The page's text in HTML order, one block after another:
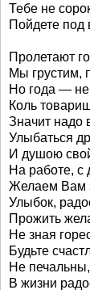
Тебе не
Пойдете под
Пролетают
Мы грустим,
Но года —
Коль
Значит надо
Улыбаться
И душою
На работе, с
Желаем Вам
Улыбок,
Прожить
Не зная
Будьте
Не
В жизни